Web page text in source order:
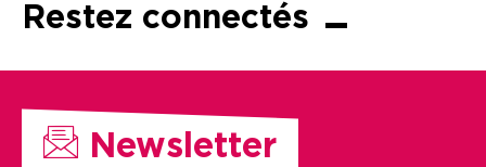
Restez connectés
Newsletter